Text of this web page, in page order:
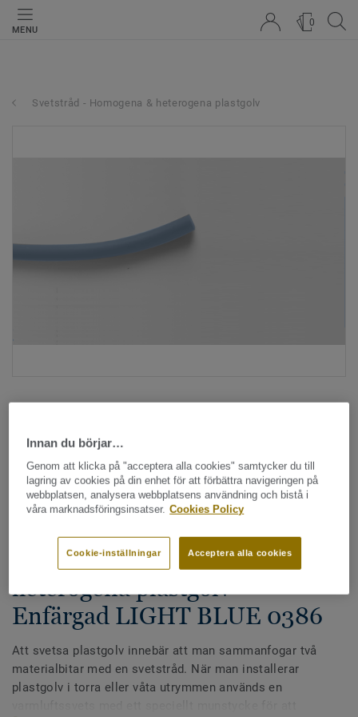
MENU
0
Svetstråd - Homogena & heterogena plastgolv
Hela kollektionen - LRV och NCS (1355)
Alla tillbehör|Svetstråd
Svetstråd - Homogena &
heterogena plastgolv -
Enfärgad LIGHT BLUE 0386
Att svetsa plastgolv innebär att man sammanfogar två
materialbitar med en svetstråd. När man installerar
plastgolv i torra eller våta utrymmen används en
Innan du börjar…
Genom att klicka på "acceptera alla cookies" samtycker du till
lagring av cookies på din enhet för att förbättra navigeringen på
webbplatsen, analysera webbplatsens användning och bistå i
våra marknadsföringsinsatser. Cookies Policy
Acceptera alla cookies
Cookie-inställningar